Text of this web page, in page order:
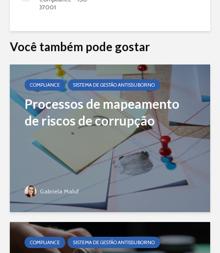
37001
Você também pode gostar
COMPLIANCE SISTEMA DE GESTÃO ANTISSUBORNO
Processos de mapeamento
de riscos de corrupção
Gabriela Maluf
COMPLIANCE SISTEMA DE GESTÃO ANTISSUBORNO